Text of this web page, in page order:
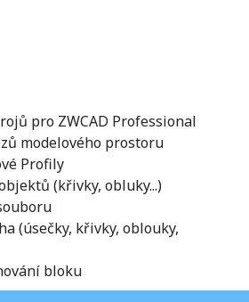
pro ZWCAD Professional
modelového prostoru
Profily
(křivky, obluky...)
(úsečky, křivky, oblouky,
bloku